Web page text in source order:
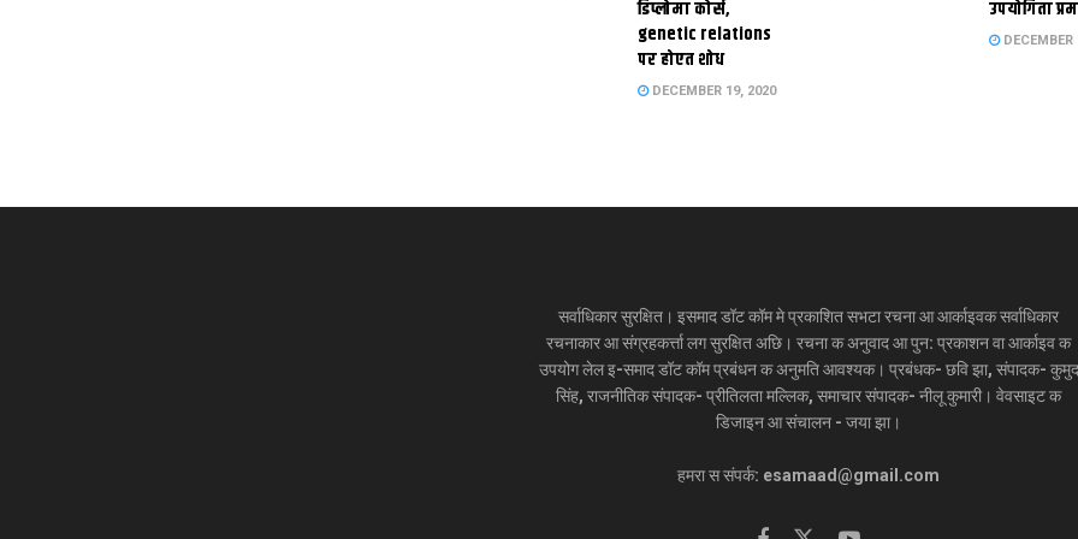
डिप्लोमा कोर्स,
genetic relations
पर होएत शोध
DECEMBER 19, 2020
उपयोगिता
DECEMBER
सर्वाधिकार सुरक्षित। इसमाद डॉट कॉम मे प्रकाशित सभटा रचना आ आर्काइवक सर्वाधिकार
रचनाकार आ संग्रहकर्त्ता लग सुरक्षित अछि। रचना क अनुवाद आ पुन: प्रकाशन वा आर्काइव क
उपयोग लेल इ-समाद डॉट कॉम प्रबंधन क अनुमति आवश्यक। प्रबंधक- छवि झा, संपादक- कुमुद
सिंह, राजनीतिक संपादक- प्रीतिलता मल्लिक, समाचार संपादक- नीलू कुमारी। वेवसाइट क
डिजाइन आ संचालन - जया झा।
हमरा स संपर्क: esamaad@gmail.com